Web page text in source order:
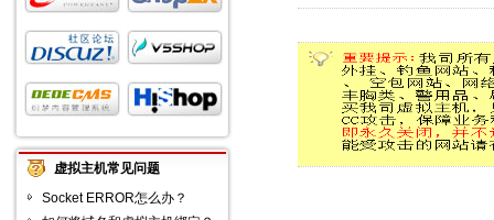
虚拟主机常见问题
Socket ERROR怎么办？